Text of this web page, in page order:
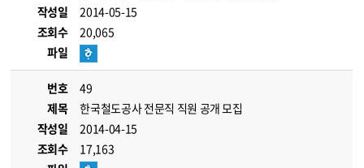
작성일
2014-05-15
조회수
20,065
파일
번호
49
제목
한국철도공사 전문직 직원 공개 모집
작성일
2014-04-15
조회수
17,163